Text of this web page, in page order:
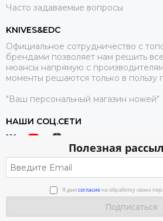
Полезная
Я даюсогласие на обработку своих
Часто задаваемые вопросы
KNIVES&EDC
Официальное сотрудничество с
брендами позволяет нам решить
нюансы напрямую с
моменты решаются только в пользу
"Ваш персональный магазин ножей"
НАШИ СОЦ.СЕТИ
2026 © Knives & EDC.
Сделано специально для